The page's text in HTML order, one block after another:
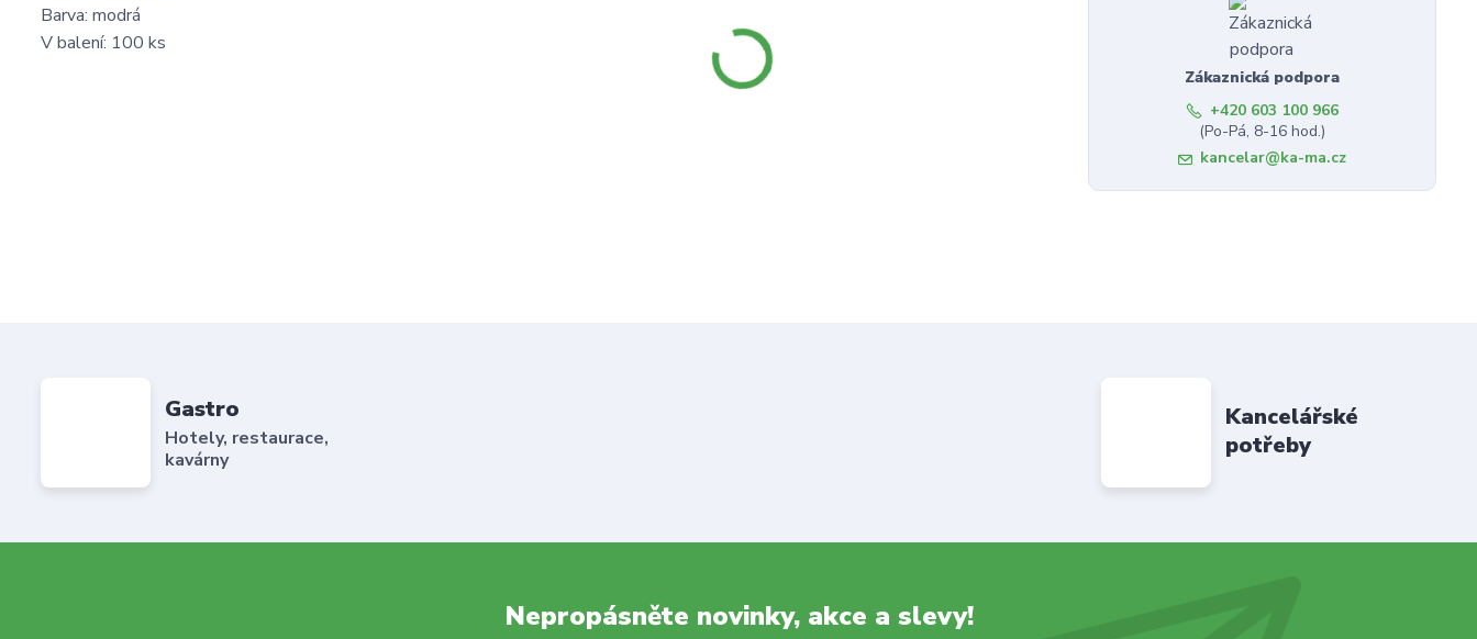
Barva: modrá
V balení: 100 ks
Zákaznická podpora
+420 603 100 966
(Po-Pá, 8-16 hod.)
kancelar@ka-ma.cz
Gastro
Hotely, restaurace,
kavárny
Kancelářské
potřeby
Nepropásněte novinky, akce a slevy!